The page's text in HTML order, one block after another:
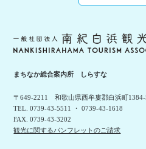
まちなか総合案内所 しらすな
〒649-2211 和歌山県西牟婁郡白浜町1384-
TEL. 0739-43-5511 ・ 0739-43-1618
FAX. 0739-43-3202
観光に関するパンフレットのご請求